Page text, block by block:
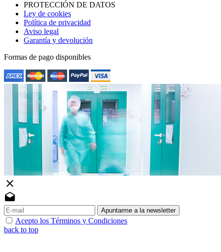
PROTECCIÓN DE DATOS
Ley de cookies
Política de privacidad
Aviso legal
Garantía y devolución
Formas de pago disponibles
close
drafts
Apuntarme a la newsletter
Acepto los Términos y Condiciones
back to top